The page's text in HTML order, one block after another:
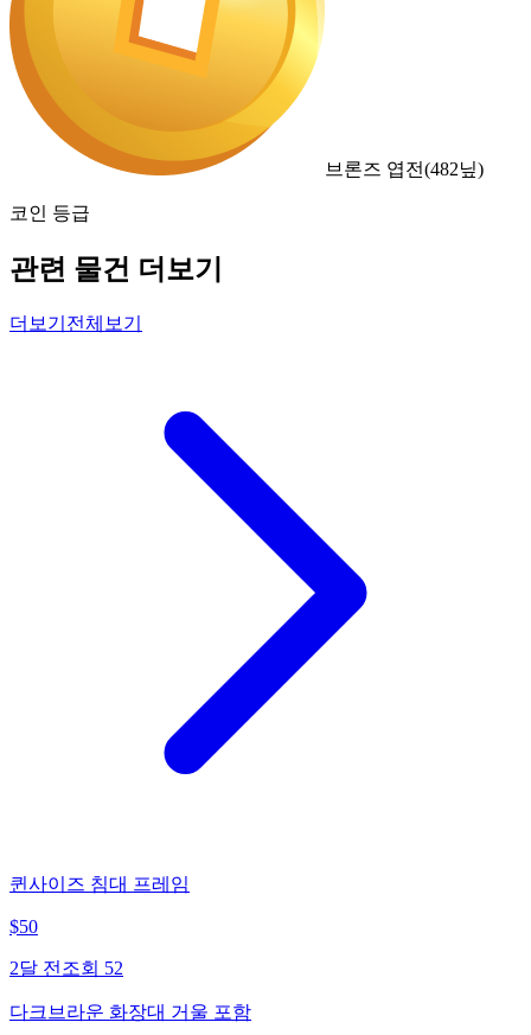
브론즈 엽전(482닢)
코인 등급
관련 물건 더보기
더보기 전체보기
퀸사이즈 침대 프레임
$50
2달 전 조회 52
다크브라운 화장대 거울 포함